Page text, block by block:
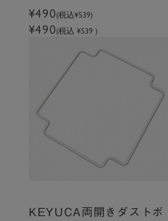
¥490(税込¥539)
¥490(税込 ¥539 )
KEYUCA両開きダストボ